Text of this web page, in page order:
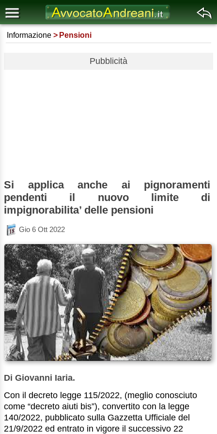
Informazione Pensioni
Pubblicità
Si applica anche ai pignoramenti
pendenti il nuovo limite di
impignorabilita’ delle pensioni
Gio 6 Ott 2022
Di Giovanni Iaria.
Con il decreto legge 115/2022, (meglio conosciuto
come “decreto aiuti bis”), convertito con la legge
140/2022, pubblicato sulla Gazzetta Ufficiale del
21/9/2022 ed entrato in vigore il successivo 22